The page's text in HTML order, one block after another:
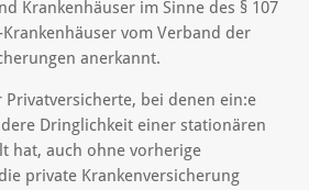
Krankenhäuser im Sinne des § 107
Krankenhäuser vom Verband der
anerkannt.
Privatversicherte, bei denen ein:e
Dringlichkeit einer stationären
hat, auch ohne vorherige
private Krankenversicherung